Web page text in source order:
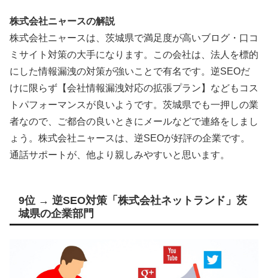
株式会社ニャースの解説
株式会社ニャースは、茨城県で満足度が高いブログ・口コ
ミサイト対策の大手になります。この会社は、法人を標的
にした情報漏洩の対策が強いことで有名です。逆SEOだ
けに限らず【会社情報漏洩対応の拡張プラン】などもコス
トパフォーマンスが良いようです。茨城県でも一押しの業
者なので、ご都合の良いときにメールなどで連絡をしまし
ょう。株式会社ニャースは、逆SEOが好評の企業です。
通話サポートが、他より親しみやすいと思います。
9位 → 逆SEO対策「株式会社ネットランド」茨
城県の企業部門